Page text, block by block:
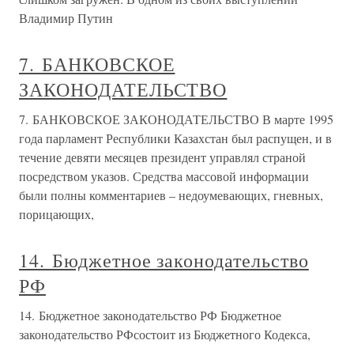
Владимир Путин
7. БАНКОВСКОЕ
ЗАКОНОДАТЕЛЬСТВО
7. БАНКОВСКОЕ ЗАКОНОДАТЕЛЬСТВО В марте 1995
года парламент Республики Казахстан был распущен, и в
течение девяти месяцев президент управлял страной
посредством указов. Средства массовой информации
были полны комментариев – недоумевающих, гневных,
порицающих,
14. Бюджетное законодательство
РФ
14. Бюджетное законодательство РФ Бюджетное
законодательство РФсостоит из Бюджетного Кодекса,